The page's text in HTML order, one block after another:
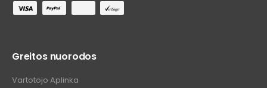
Greitos nuorodos
Vartotojo Aplinka